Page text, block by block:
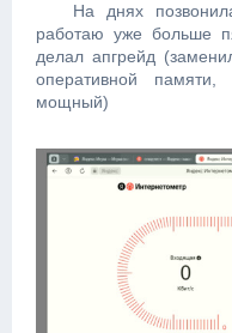
На днях позвонила
работаю уже больше
делал апгрейд
оперативной
мощный)